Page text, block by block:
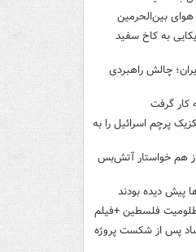
بین‌الحرمین
به کاخ سفید
چالش راهبردی
کار گرفت
پرچم اسرائیل را به
هم خواستار آتش‌بس
پیش دیده بودند
فلسطین +فیلم
پس از شکست پروژه